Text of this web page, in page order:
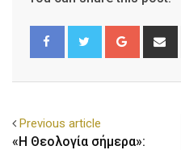
Previous article
«Η Θεολογία σήμερα»: